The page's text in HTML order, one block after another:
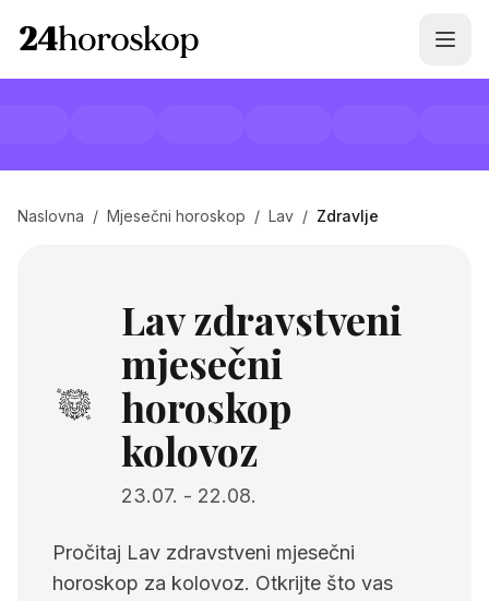
Naslovna / Mjesečni horoskop / Lav / Zdravlje
Lav zdravstveni
mjesečni
horoskop
kolovoz
23.07. - 22.08.
Pročitaj Lav zdravstveni mjesečni
horoskop za kolovoz. Otkrijte što vas